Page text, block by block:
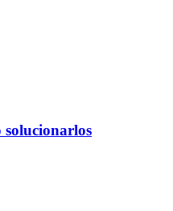
solucionarlos